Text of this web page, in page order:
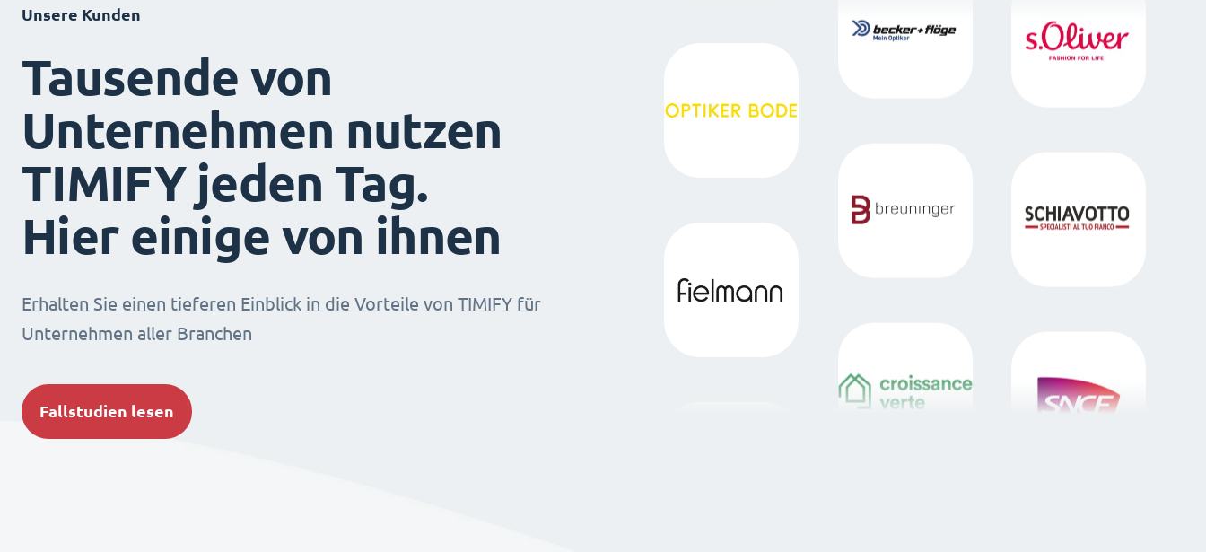
Unsere Kunden
Tausende von
Unternehmen nutzen
TIMIFY jeden Tag.
Hier einige von ihnen
Erhalten Sie einen tieferen Einblick in die Vorteile von TIMIFY für
Unternehmen aller Branchen
Fallstudien lesen